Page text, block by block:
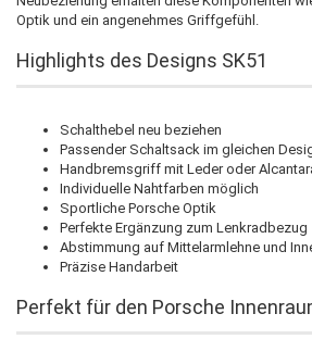
Optik und ein angenehmes Griffgefühl.
Highlights des Designs SK51
Schalthebel neu beziehen
Passender Schaltsack im gleichen
Handbremsgriff mit Leder oder
Individuelle Nahtfarben möglich
Sportliche Porsche Optik
Perfekte Ergänzung zum Lenkradbezug
Abstimmung auf Mittelarmlehne und
Präzise Handarbeit
Perfekt für den Porsche